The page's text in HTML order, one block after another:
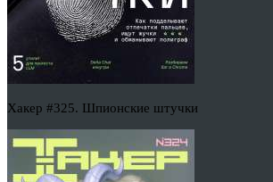
Хакер #325. Шпионские штучки